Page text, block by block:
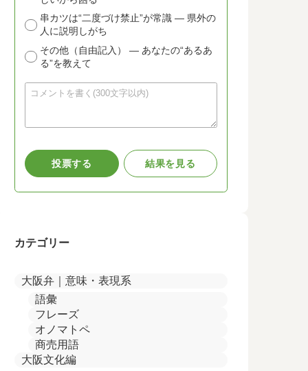
カテゴリー
大阪弁｜意味・表現系
語彙
フレーズ
オノマトペ
商売用語
大阪文化編